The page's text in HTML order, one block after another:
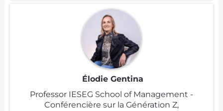
Élodie Gentina
Professor IESEG School of Management -
Conférencière sur la Génération Z,